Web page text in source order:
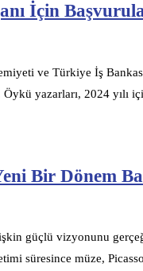
İçin
ve Türkiye İş
Öykü yazarları, 2024 yılı
Bir Dönem
güçlü vizyonunu
süresince müze,